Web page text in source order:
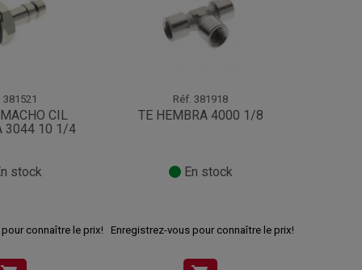
381521
CIL
3044 10 1/4
stock
connaître le prix!
Réf. 381918
TE HEMBRA 4000 1/8
En stock
Enregistrez-vous pour connaître le prix!